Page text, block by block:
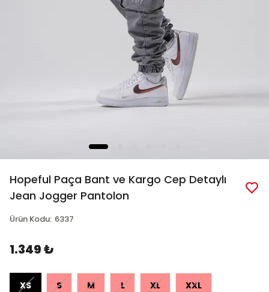
Hopeful Paça Bant ve Kargo Cep Detaylı
Jean Jogger Pantolon
Ürün Kodu: 6337
1.349 ₺
XS S M L XL XXL